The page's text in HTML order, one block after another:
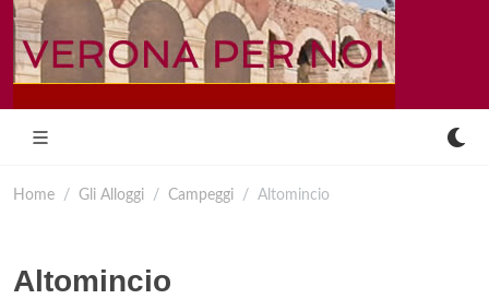
Home Gli Alloggi Campeggi Altomincio
Altomincio